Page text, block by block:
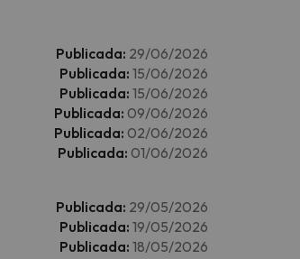
Publicada: 29/06/2026
Publicada: 15/06/2026
Publicada: 15/06/2026
Publicada: 09/06/2026
Publicada: 02/06/2026
Publicada: 01/06/2026
Publicada: 29/05/2026
Publicada: 19/05/2026
Publicada: 18/05/2026